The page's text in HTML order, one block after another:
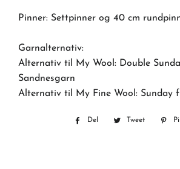
Pinner: Settpinner og 40 cm
Garnalternativ:
Alternativ til My Wool: Double
Sandnesgarn
Alternativ til My Fine Wool: Sunday
Del
Del
Tweet
Tweet